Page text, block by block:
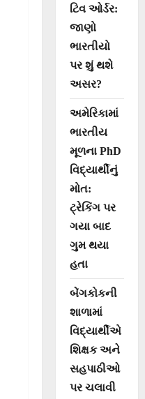
ટિવ ઓર્ડર:
જાણો
ભારતીયો
પર શું થશે
અસર?
અમેરિકામાં
ભારતીય
મૂળના PhD
વિદ્યાર્થીનું
મોત:
ટ્રેકિંગ પર
ગયા બાદ
ગુમ થયા
હતા
બેંગકોકની
શાળામાં
વિદ્યાર્થીએ
શિક્ષક અને
સહપાઠીઓ
પર ચલાવી